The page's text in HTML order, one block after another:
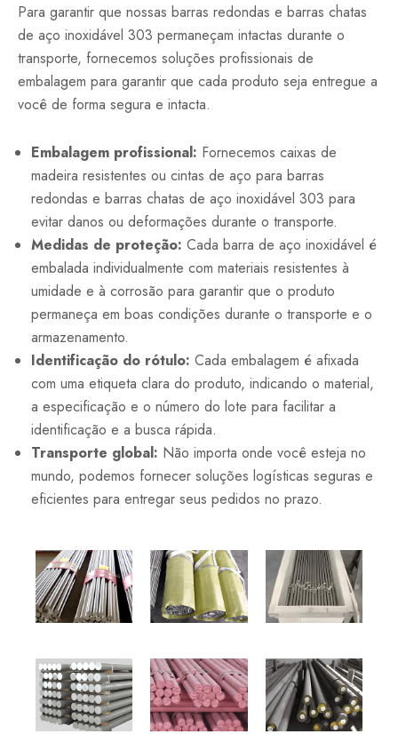
Para garantir que nossas barras redondas e barras chatas
de aço inoxidável 303 permaneçam intactas durante o
transporte, fornecemos soluções profissionais de
embalagem para garantir que cada produto seja entregue a
você de forma segura e intacta.
Embalagem profissional: Fornecemos caixas de
madeira resistentes ou cintas de aço para barras
redondas e barras chatas de aço inoxidável 303 para
evitar danos ou deformações durante o transporte.
Medidas de proteção: Cada barra de aço inoxidável é
embalada individualmente com materiais resistentes à
umidade e à corrosão para garantir que o produto
permaneça em boas condições durante o transporte e o
armazenamento.
Identificação do rótulo: Cada embalagem é afixada
com uma etiqueta clara do produto, indicando o material,
a especificação e o número do lote para facilitar a
identificação e a busca rápida.
Transporte global: Não importa onde você esteja no
mundo, podemos fornecer soluções logísticas seguras e
eficientes para entregar seus pedidos no prazo.